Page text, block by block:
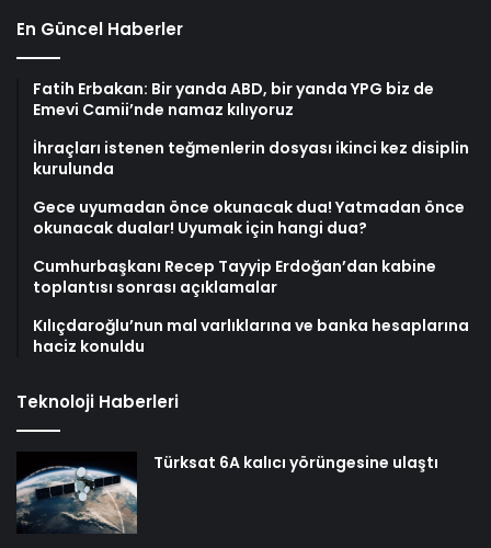
En Güncel Haberler
Fatih Erbakan: Bir yanda ABD, bir yanda YPG biz de
Emevi Camii’nde namaz kılıyoruz
İhraçları istenen teğmenlerin dosyası ikinci kez disiplin
kurulunda
Gece uyumadan önce okunacak dua! Yatmadan önce
okunacak dualar! Uyumak için hangi dua?
Cumhurbaşkanı Recep Tayyip Erdoğan’dan kabine
toplantısı sonrası açıklamalar
Kılıçdaroğlu’nun mal varlıklarına ve banka hesaplarına
haciz konuldu
Teknoloji Haberleri
Türksat 6A kalıcı yörüngesine ulaştı